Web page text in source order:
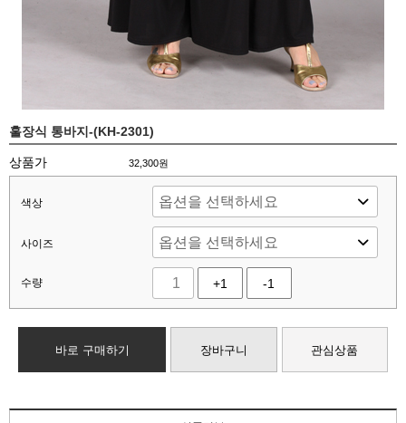
훌장식 통바지-(KH-2301)
상품가 32,300원
색상
사이즈
수량 +1 -1
바로 구매하기 장바구니 관심상품